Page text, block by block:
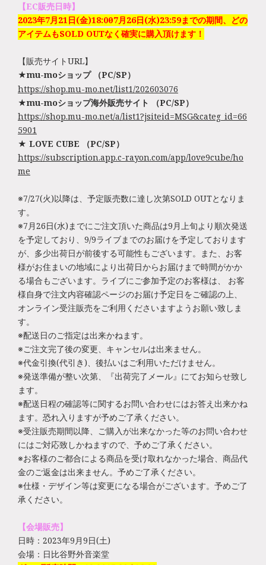
【EC販売日時】
2023年7月21日(金)18:00～7月26日(水)23:59までの期間、どの
アイテムもSOLD OUTなく確実に購入頂けます！
【販売サイトURL】
★mu-moショップ （PC/SP）
https://shop.mu-mo.net/list1/202603076
★mu-moショップ海外販売サイト （PC/SP）
https://shop.mu-mo.net/a/list1?jsiteid=MSG&categ_id=66
5901
★ LOVE CUBE （PC/SP）
https://subscription.app.c-rayon.com/app/love9cube/ho
me
※7/27(火)以降は、予定販売数に達し次第SOLD OUTとなりま
す。
※7月26日(水)までにご注文頂いた商品は9月上旬より順次発送
を予定しており、9/9ライブまでのお届けを予定しております
が、多少出荷日が前後する可能性もございます。また、お客
様がお住まいの地域により出荷日からお届けまで時間がかか
る場合もございます。ライブにご参加予定のお客様は、 お客
様自身で注文内容確認ページのお届け予定日をご確認の上、
オンライン受注販売をご利用くださいますようお願い致しま
す。
※配送日のご指定は出来かねます。
※ご注文完了後の変更、キャンセルは出来ません。
※代金引換(代引き)、後払いはご利用いただけません。
※発送準備が整い次第、『出荷完了メール』にてお知らせ致し
ます。
※配送日程の確認等に関するお問い合わせにはお答え出来かね
ます。恐れ入りますが予めご了承ください。
※受注販売期間以降、ご購入が出来なかった等のお問い合わせ
にはご対応致しかねますので、予めご了承ください。
※お客様のご都合による商品を受け取れなかった場合、商品代
金のご返金は出来ません。予めご了承ください。
※仕様・デザイン等は変更になる場合がございます。予めご了
承ください。
【会場販売】
日時：2023年9月9日(土)
会場：日比谷野外音楽堂